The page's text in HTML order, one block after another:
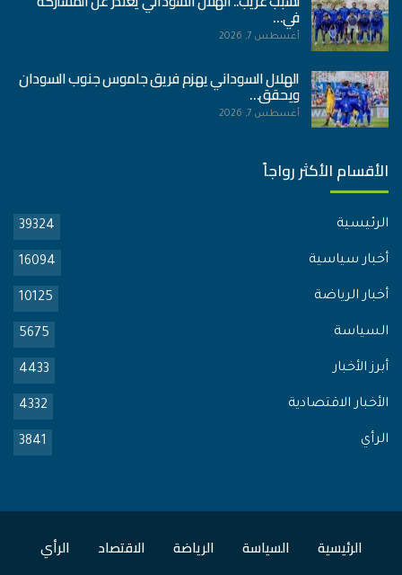
في…
أغسطس 7, 2026
الهلال السوداني يهزم فريق جاموس جنوب السودان
ويحقق…
أغسطس 7, 2026
الأقسام الأكثر رواجاً
الرئيسية 39324
أخبار سياسية 16094
أخبار الرياضة 10125
السياسة 5675
أبرز الأخبار 4433
الأخبار الاقتصادية 4332
الرأي 3841
الرئيسية السياسة الرياضة الاقتصاد
الرأي